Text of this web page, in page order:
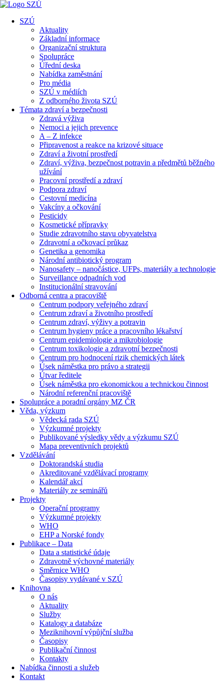
SZÚ
Aktuality
Základní informace
Organizační struktura
Spolupráce
Úřední deska
Nabídka zaměstnání
Pro média
SZÚ v médiích
Z odborného života SZÚ
Témata zdraví a bezpečnosti
Zdravá výživa
Nemoci a jejich prevence
A – Z infekce
Připravenost a reakce na krizové situace
Zdraví a životní prostředí
Zdraví, výživa, bezpečnost potravin a předmětů běžného
užívání
Pracovní prostředí a zdraví
Podpora zdraví
Cestovní medicína
Vakcíny a očkování
Pesticidy
Kosmetické přípravky
Studie zdravotního stavu obyvatelstva
Zdravotní a očkovací průkaz
Genetika a genomika
Národní antibiotický program
Nanosafety – nanočástice, UFPs, materiály a technologie
Surveillance odpadních vod
Institucionální stravování
Odborná centra a pracoviště
Centrum podpory veřejného zdraví
Centrum zdraví a životního prostředí
Centrum zdraví, výživy a potravin
Centrum hygieny práce a pracovního lékařství
Centrum epidemiologie a mikrobiologie
Centrum toxikologie a zdravotní bezpečnosti
Centrum pro hodnocení rizik chemických látek
Úsek náměstka pro právo a strategii
Útvar ředitele
Úsek náměstka pro ekonomickou a technickou činnost
Národní referenční pracoviště
Spolupráce a poradní orgány MZ ČR
Věda, výzkum
Vědecká rada SZÚ
Výzkumné projekty
Publikované výsledky vědy a výzkumu SZÚ
Mapa preventivních projektů
Vzdělávání
Doktorandská studia
Akreditované vzdělávací programy
Kalendář akcí
Materiály ze seminářů
Projekty
Operační programy
Výzkumné projekty
WHO
EHP a Norské fondy
Publikace – Data
Data a statistické údaje
Zdravotně výchovné materiály
Směrnice WHO
Časopisy vydávané v SZÚ
Knihovna
O nás
Aktuality
Služby
Katalogy a databáze
Meziknihovní výpůjční služba
Časopisy
Publikační činnost
Kontakty
Nabídka činnosti a služeb
Kontakt